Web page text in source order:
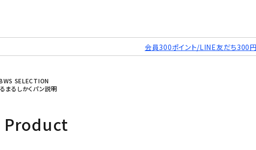
会員300ポイント/LINE友だち300
SELECTION
るまるしかくパン説明
Product